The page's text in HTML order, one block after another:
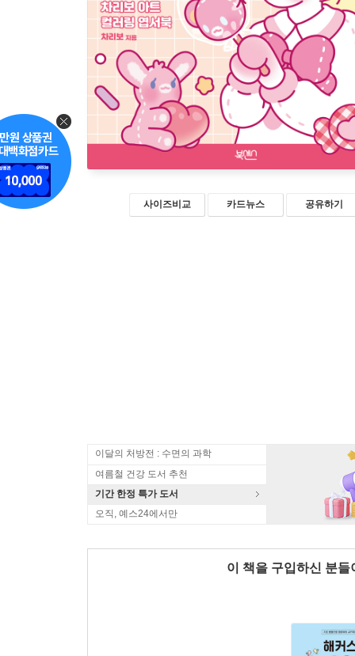
사이즈비교 카드뉴스 공유하기
이달의 처방전 : 수면의 과학
여름철 건강 도서 추천
기간 한정 특가 도서
오직, 예스24에서만
이 책을 구입하신 분